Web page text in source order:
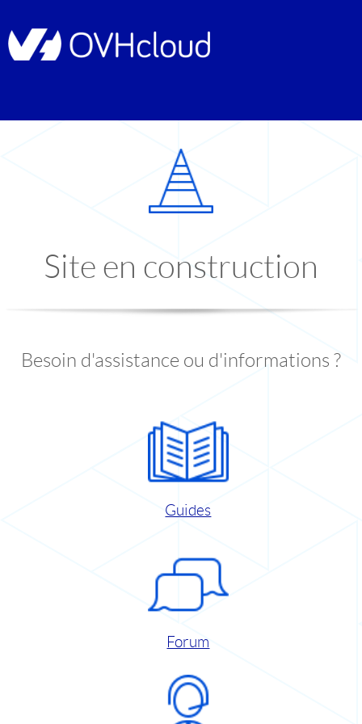
Site en construction
Besoin d'assistance ou d'informations ?
Guides
Forum